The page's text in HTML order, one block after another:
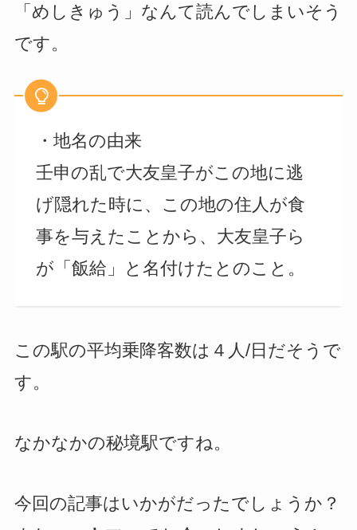
「めしきゅう」なんて読んでしまいそう
です。
・地名の由来
壬申の乱で大友皇子がこの地に逃
げ隠れた時に、この地の住人が食
事を与えたことから、大友皇子ら
が「飯給」と名付けたとのこと。
この駅の平均乗降客数は４人/日だそうで
す。
なかなかの秘境駅ですね。
今回の記事はいかがだったでしょうか？